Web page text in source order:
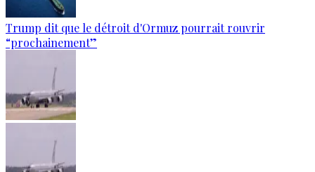
Trump dit que le détroit d'Ormuz pourrait rouvrir
“prochainement”